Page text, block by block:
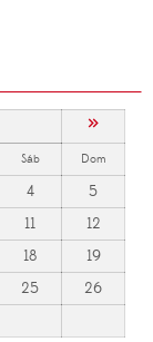
»
Sáb Dom
4
5
11
12
18
19
25
26